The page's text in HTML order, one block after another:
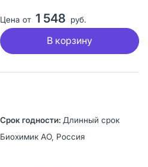
Цена от 1 548 руб.
В корзину
Длинный срок
Биохимик АО, Россия